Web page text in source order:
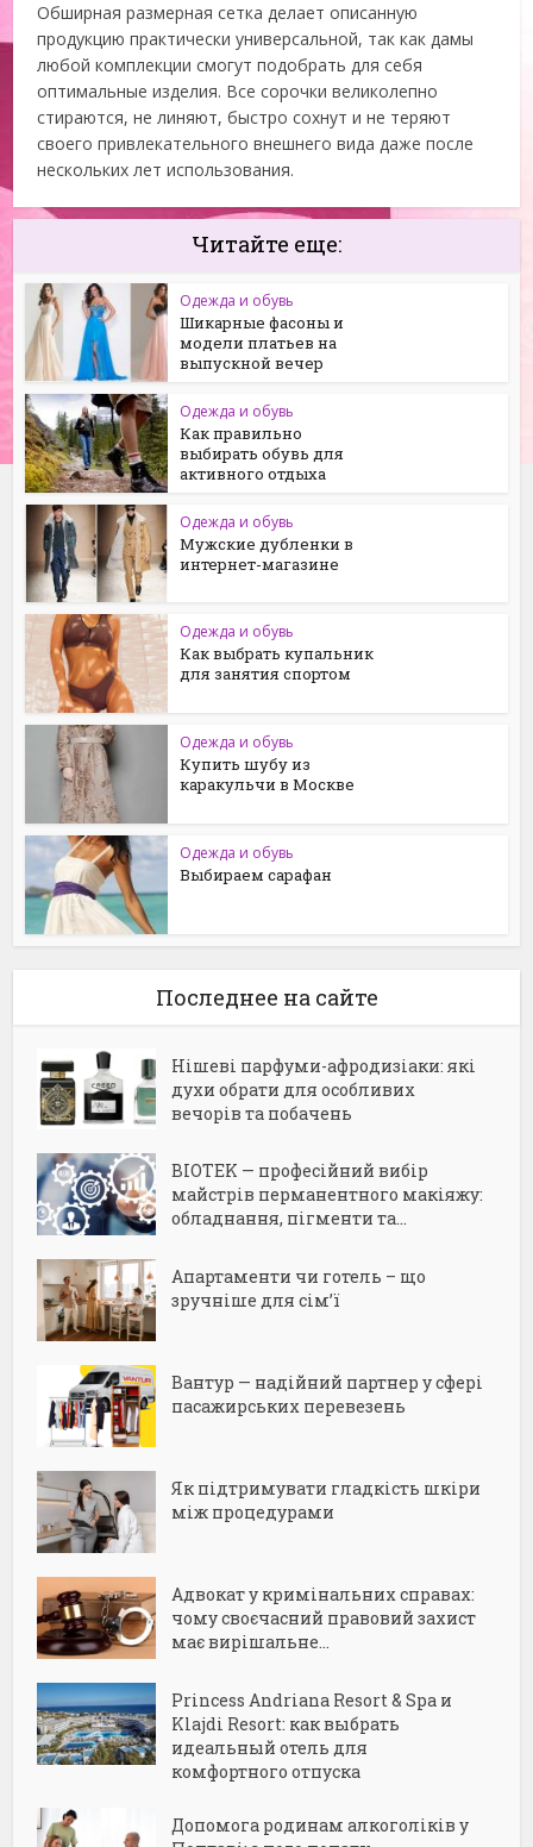
Обширная размерная сетка делает описанную
продукцию практически универсальной, так как дамы
любой комплекции смогут подобрать для себя
оптимальные изделия. Все сорочки великолепно
стираются, не линяют, быстро сохнут и не теряют
своего привлекательного внешнего вида даже после
нескольких лет использования.
Читайте еще:
Одежда и обувь
Шикарные фасоны и
модели платьев на
выпускной вечер
Одежда и обувь
Как правильно
выбирать обувь для
активного отдыха
Одежда и обувь
Мужские дубленки в
интернет-магазине
Одежда и обувь
Как выбрать купальник
для занятия спортом
Одежда и обувь
Купить шубу из
каракульчи в Москве
Одежда и обувь
Выбираем сарафан
Последнее на сайте
Нішеві парфуми-афродизіаки: які
духи обрати для особливих
вечорів та побачень
BIOTEK — професійний вибір
майстрів перманентного макіяжу:
обладнання, пігменти та...
Апартаменти чи готель – що
зручніше для сім’ї
Вантур — надійний партнер у сфері
пасажирських перевезень
Як підтримувати гладкість шкіри
між процедурами
Адвокат у кримінальних справах:
чому своєчасний правовий захист
має вирішальне...
Princess Andriana Resort & Spa и
Klajdi Resort: как выбрать
идеальный отель для
комфортного отпуска
Допомога родинам алкоголіків у